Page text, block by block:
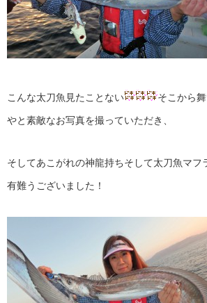
こんな太刀魚見たことない そこから
やと素敵なお写真を撮っていただき、
そしてあこがれの神龍持ちそして太刀魚マフ
有難うございました！